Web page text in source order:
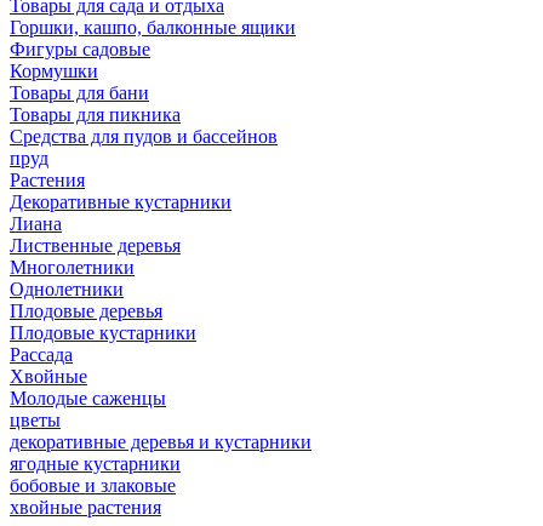
Товары для сада и отдыха
Горшки, кашпо, балконные ящики
Фигуры садовые
Кормушки
Товары для бани
Товары для пикника
Средства для пудов и бассейнов
пруд
Растения
Декоративные кустарники
Лиана
Лиственные деревья
Многолетники
Однолетники
Плодовые деревья
Плодовые кустарники
Рассада
Хвойные
Молодые саженцы
цветы
декоративные деревья и кустарники
ягодные кустарники
бобовые и злаковые
хвойные растения